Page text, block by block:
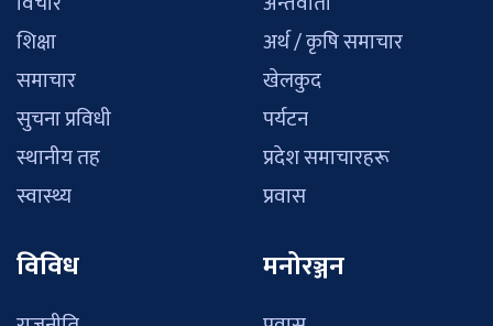
शिक्षा
समाचार
सुचना प्रविधी
स्थानीय तह
स्वास्थ्य
अर्थ / कृषि समाचार
खेलकुद
पर्यटन
प्रदेश समाचारहरू
प्रवास
विविध मनोरञ्जन